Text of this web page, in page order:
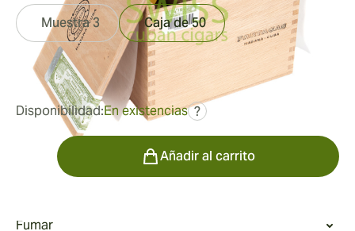
281,68 € fue374,99 €
Disponibilidad:En existencias ?
Muestra 3 Caja de 50
Cantidad
Añadir al carrito
Fumar